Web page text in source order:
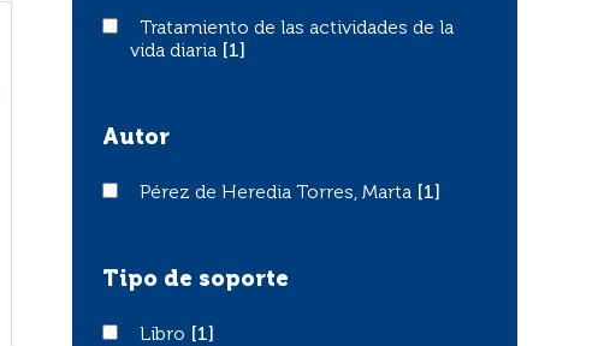
Tratamiento de las actividades de la vida diaria
Tratamiento de las actividades de la
vida diaria
[1]
Autor
Pérez de Heredia Torres, Marta
Pérez de Heredia Torres, Marta [1]
Tipo de soporte
LibroLibro [1]